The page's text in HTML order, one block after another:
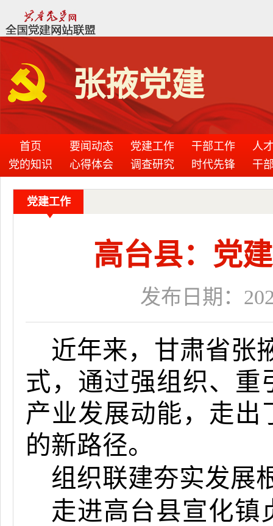
张掖党建
首页 要闻动态 党建工作 干部工作
人
党的知识
心得体会 调查研究 时代先锋 干
党建工作
高台县：党
发布日期：
近年来，甘肃省张
式，通过强组织、重
产业发展动能，走
的新路径。
组织联建夯实发展
走进高台县宣化镇